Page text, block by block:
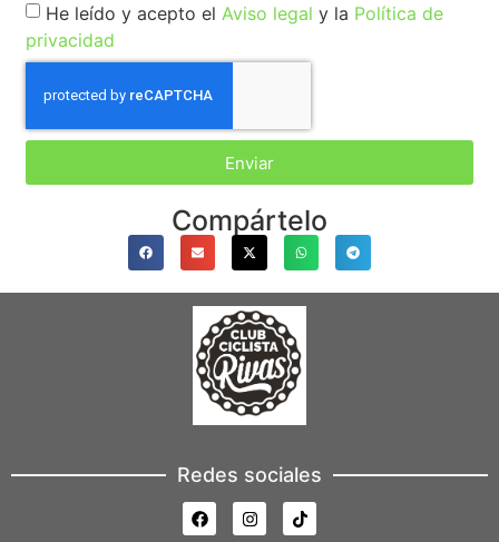
He leído y acepto el Aviso legal y la Política de
privacidad
Enviar
Compártelo
Redes sociales